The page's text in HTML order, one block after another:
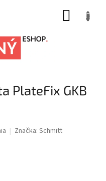
PlateFix GKB
Značka: Schmitt